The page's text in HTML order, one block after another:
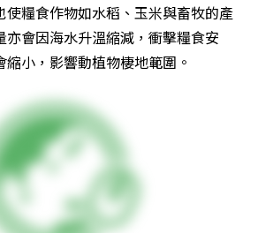
使糧食作物如水稻、玉米與畜牧的產
亦會因海水升溫縮減，衝擊糧食安
小，影響動植物棲地範圍。